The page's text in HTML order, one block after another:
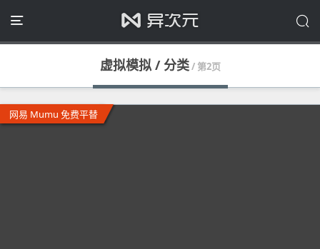
虚拟模拟 / 分类/ 第2页
网易 Mumu 免费平替